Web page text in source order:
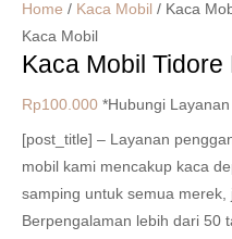
Home / Kaca Mobil / Kaca
Kaca Mobil
Kaca Mobil Tidore
Rp100.000 *Hubungi
[post_title] – Layanan
mobil kami mencakup kaca
samping untuk semua
Berpengalaman lebih dari 50